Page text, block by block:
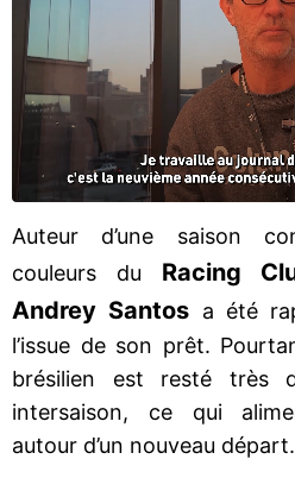
Auteur d’une saison
couleurs du
Racing
Andrey Santos a été
l’issue de son prêt.
brésilien est resté très
intersaison, ce qui
autour d’un nouveau départ.